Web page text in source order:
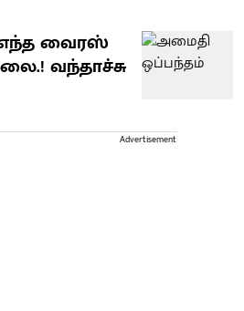
எந்த வைரஸ்
வந்தாச்சு
Advertisement